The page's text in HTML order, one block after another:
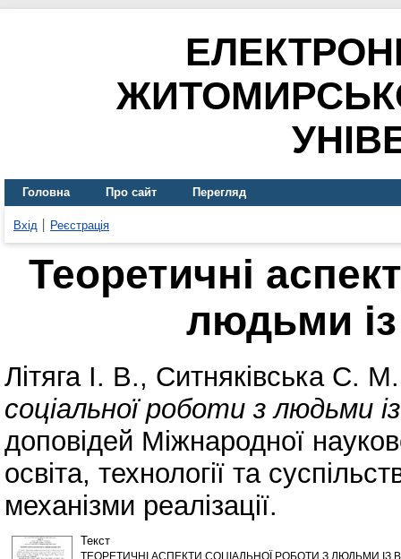
Головна Про сайт Перегляд
Вхід Реєстрація
Теоретичні
людьми
Літяга І. В., Ситняківська С. М.
соціальної роботи з людьми
доповідей Міжнародної
освіта, технології та
механізми реалізації.
Текст
ТЕОРЕТИЧНІ АСПЕКТИ СОЦІАЛЬНОЇ РОБОТИ З ЛЮДЬМИ ІЗ